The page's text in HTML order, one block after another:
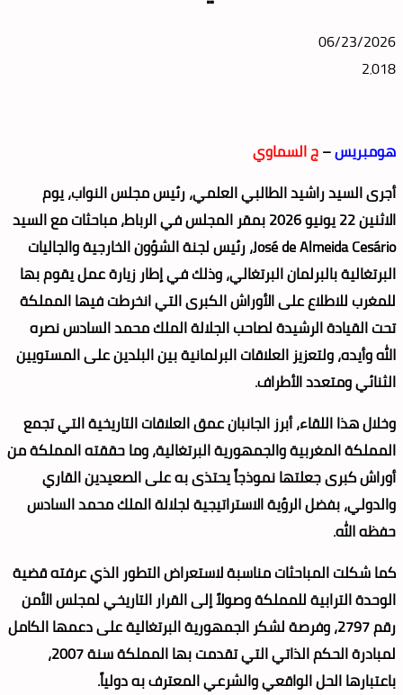
06/23/2026
2٬018
هومبريس–ج السماوي
أجرى السيد راشيد الطالبي العلمي، رئيس مجلس النواب، يوم
الاثنين 22 يونيو 2026 بمقر المجلس في الرباط، مباحثات مع السيد
José de Almeida Cesário، رئيس لجنة الشؤون الخارجية والجاليات
البرتغالية بالبرلمان البرتغالي، وذلك في إطار زيارة عمل يقوم بها
للمغرب للاطلاع على الأوراش الكبرى التي انخرطت فيها المملكة
تحت القيادة الرشيدة لصاحب الجلالة الملك محمد السادس نصره
الله وأيده، ولتعزيز العلاقات البرلمانية بين البلدين على المستويين
الثنائي ومتعدد الأطراف.
وخلال هذا اللقاء، أبرز الجانبان عمق العلاقات التاريخية التي تجمع
المملكة المغربية والجمهورية البرتغالية، وما حققته المملكة من
أوراش كبرى جعلتها نموذجاً يحتذى به على الصعيدين القاري
والدولي، بفضل الرؤية الاستراتيجية لجلالة الملك محمد السادس
حفظه الله.
كما شكلت المباحثات مناسبة لاستعراض التطور الذي عرفته قضية
الوحدة الترابية للمملكة وصولاً إلى القرار التاريخي لمجلس الأمن
رقم 2797، وفرصة لشكر الجمهورية البرتغالية على دعمها الكامل
لمبادرة الحكم الذاتي التي تقدمت بها المملكة سنة 2007،
باعتبارها الحل الواقعي والشرعي المعترف به دولياً.